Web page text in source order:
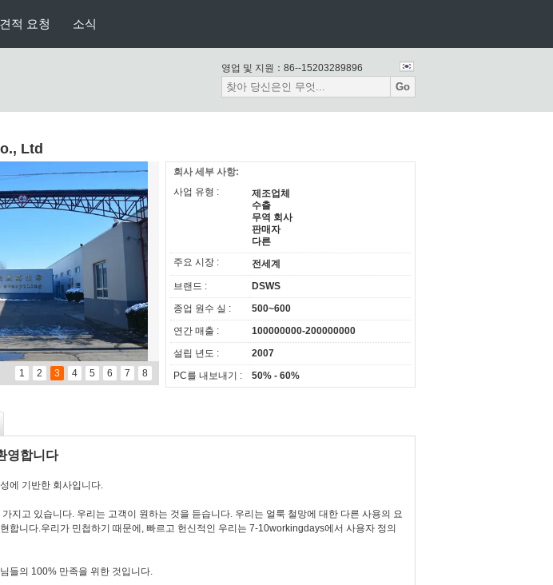
견적 요청 소식
영업 및 지원： 86--15203289896
Go
Ltd
1 2 3 4 5 6 7 8
회사 세부 사항:
사업 유형 :
제조업체
수출
무역 회사
판매자
다른
주요 시장 :
전세계
브랜드 :
DSWS
종업 원수 실 :
500~600
연간 매출 :
100000000-200000000
설립 년도 :
2007
PC를 내보내기 :
50% - 60%
영합니다
에 기반한 회사입니다.
지고 있습니다. 우리는 고객이 원하는 것을 듣습니다. 우리는 얼룩 철망에 대한 다른 사용의 요
합니다.우리가 민첩하기 때문에, 빠르고 헌신적인 우리는 7-10workingdays에서 사용자 정의
들의 100% 만족을 위한 것입니다.